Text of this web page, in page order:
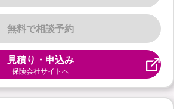
無料で相談予約
見積り・申込み
保険会社サイトへ